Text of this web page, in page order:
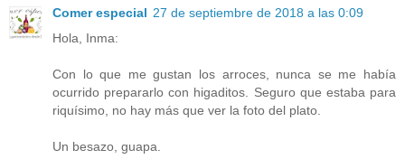
Comer especial 27 de septiembre de 2018 a las 0:09
Hola, Inma:
Con lo que me gustan los arroces, nunca se me había
ocurrido prepararlo con higaditos. Seguro que estaba para
riquísimo, no hay más que ver la foto del plato.
Un besazo, guapa.